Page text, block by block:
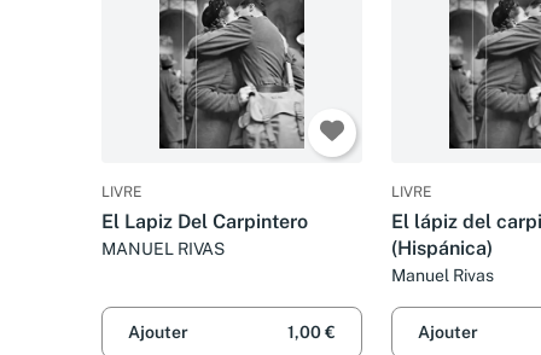
LIVRE
El Lapiz Del Carpintero
MANUEL RIVAS
Ajouter 1,00 €
LIVRE
El lápiz del
(Hispánica)
Manuel Rivas
Ajouter